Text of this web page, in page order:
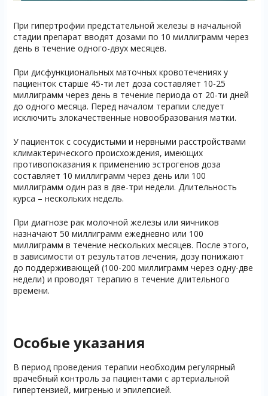
При гипертрофии предстательной железы в начальной
стадии препарат вводят дозами по 10 миллиграмм через
день в течение одного-двух месяцев.
При дисфункциональных маточных кровотечениях у
пациенток старше 45-ти лет доза составляет 10-25
миллиграмм через день в течение периода от 20-ти дней
до одного месяца. Перед началом терапии следует
исключить злокачественные новообразования матки.
У пациенток с сосудистыми и нервными расстройствами
климактерического происхождения, имеющих
противопоказания к применению эстрогенов доза
составляет 10 миллиграмм через день или 100
миллиграмм один раз в две-три недели. Длительность
курса – нескольких недель.
При диагнозе рак молочной железы или яичников
назначают 50 миллиграмм ежедневно или 100
миллиграмм в течение нескольких месяцев. После этого,
в зависимости от результатов лечения, дозу понижают
до поддерживающей (100-200 миллиграмм через одну-две
недели) и проводят терапию в течение длительного
времени.
Особые указания
В период проведения терапии необходим регулярный
врачебный контроль за пациентами с артериальной
гипертензией, мигренью и эпилепсией.